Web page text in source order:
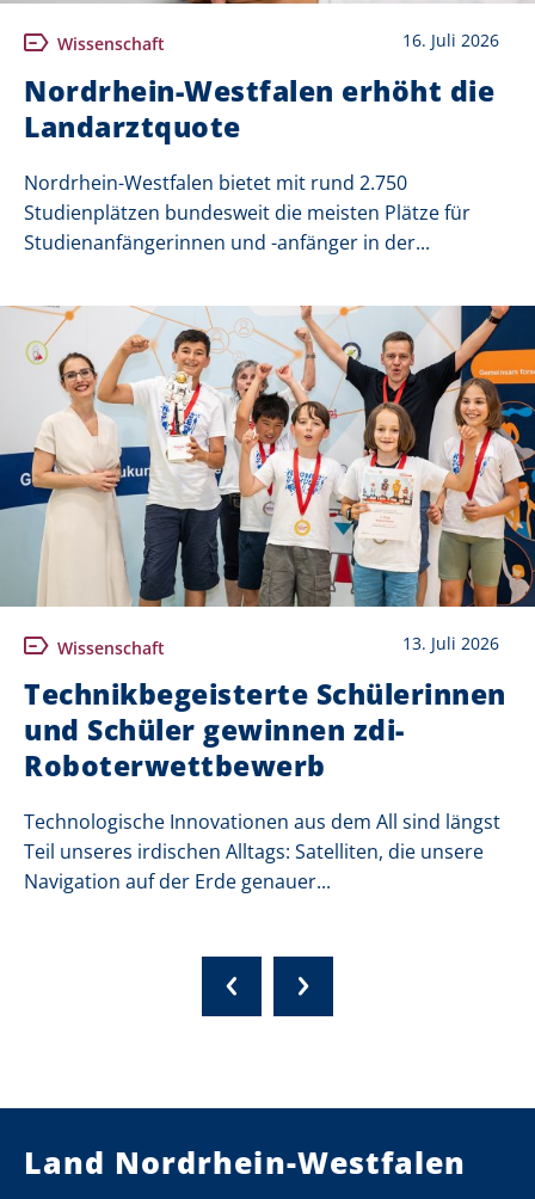
Wissenschaft 16. Juli 2026
Nordrhein-Westfalen erhöht die
Landarztquote
Nordrhein-Westfalen bietet mit rund 2.750
Studienplätzen bundesweit die meisten Plätze für
Studienanfängerinnen und -anfänger in der...
Wissenschaft 13. Juli 2026
Technikbegeisterte Schülerinnen
und Schüler gewinnen zdi-
Roboterwettbewerb
Technologische Innovationen aus dem All sind längst
Teil unseres irdischen Alltags: Satelliten, die unsere
Navigation auf der Erde genauer...
Land Nordrhein-Westfalen